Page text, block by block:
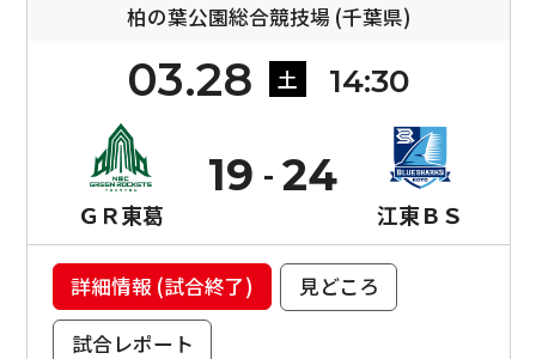
柏の葉公園総合競技場 (千葉県)
03.28 土 14:30
ＧＲ東葛
19
江東ＢＳ
24
詳細情報 (試合終了)
見どころ
試合レポート